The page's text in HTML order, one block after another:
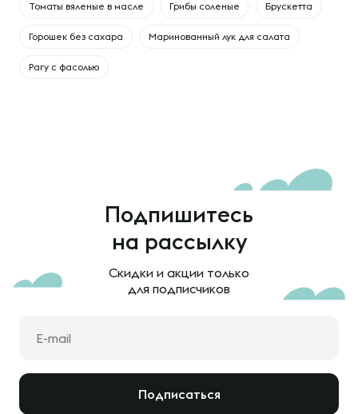
Томаты вяленые в масле Грибы соленые Брускетта
Горошек без сахара Маринованный лук для салата
Рагу с фасолью
Подпишитесь
на рассылку
Скидки и акции только
для подписчиков
Подписаться